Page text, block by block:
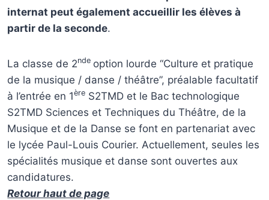
internat peut également accueillir les élèves à
partir de la seconde.
La classe de 2nde option lourde “Culture et pratique
de la musique / danse / théâtre”, préalable facultatif
à l’entrée en 1ère S2TMD et le Bac technologique
S2TMD Sciences et Techniques du Théâtre, de la
Musique et de la Danse se font en partenariat avec
le lycée Paul-Louis Courier. Actuellement, seules les
spécialités musique et danse sont ouvertes aux
candidatures.
Retour haut de page